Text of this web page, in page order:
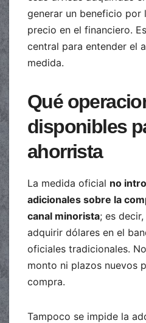
generar un beneficio por
precio en el financiero.
central para entender el
medida.
Qué
disponibles
ahorrista
La medida oficial no
adicionales sobre la
canal minorista; es
adquirir dólares en el
oficiales tradicionales.
monto ni plazos nuevos
compra.
Tampoco se impide la